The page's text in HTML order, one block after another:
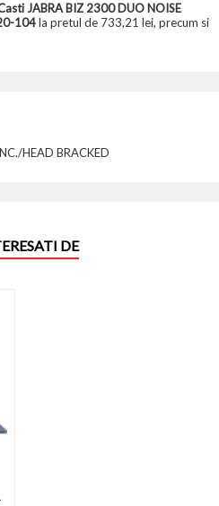
JABRA BIZ 2300 DUO NOISE
104la pretul de 733,21 lei, precum si
HEAD BRACKED
DE